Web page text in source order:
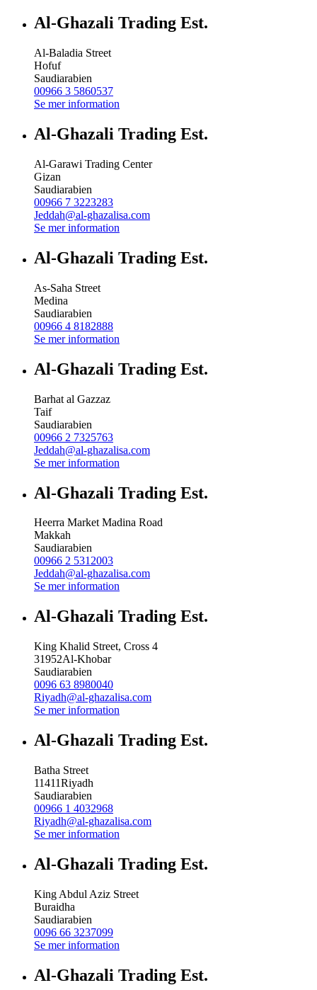
Al-Ghazali Trading Est.
Al-Baladia Street
Hofuf
Saudiarabien
00966 3 5860537
Se mer information
Al-Ghazali Trading Est.
Al-Garawi Trading Center
Gizan
Saudiarabien
00966 7 3223283
Jeddah@al-ghazalisa.com
Se mer information
Al-Ghazali Trading Est.
As-Saha Street
Medina
Saudiarabien
00966 4 8182888
Se mer information
Al-Ghazali Trading Est.
Barhat al Gazzaz
Taif
Saudiarabien
00966 2 7325763
Jeddah@al-ghazalisa.com
Se mer information
Al-Ghazali Trading Est.
Heerra Market Madina Road
Makkah
Saudiarabien
00966 2 5312003
Jeddah@al-ghazalisa.com
Se mer information
Al-Ghazali Trading Est.
King Khalid Street, Cross 4
31952Al-Khobar
Saudiarabien
0096 63 8980040
Riyadh@al-ghazalisa.com
Se mer information
Al-Ghazali Trading Est.
Batha Street
11411Riyadh
Saudiarabien
00966 1 4032968
Riyadh@al-ghazalisa.com
Se mer information
Al-Ghazali Trading Est.
King Abdul Aziz Street
Buraidha
Saudiarabien
0096 66 3237099
Se mer information
Al-Ghazali Trading Est.